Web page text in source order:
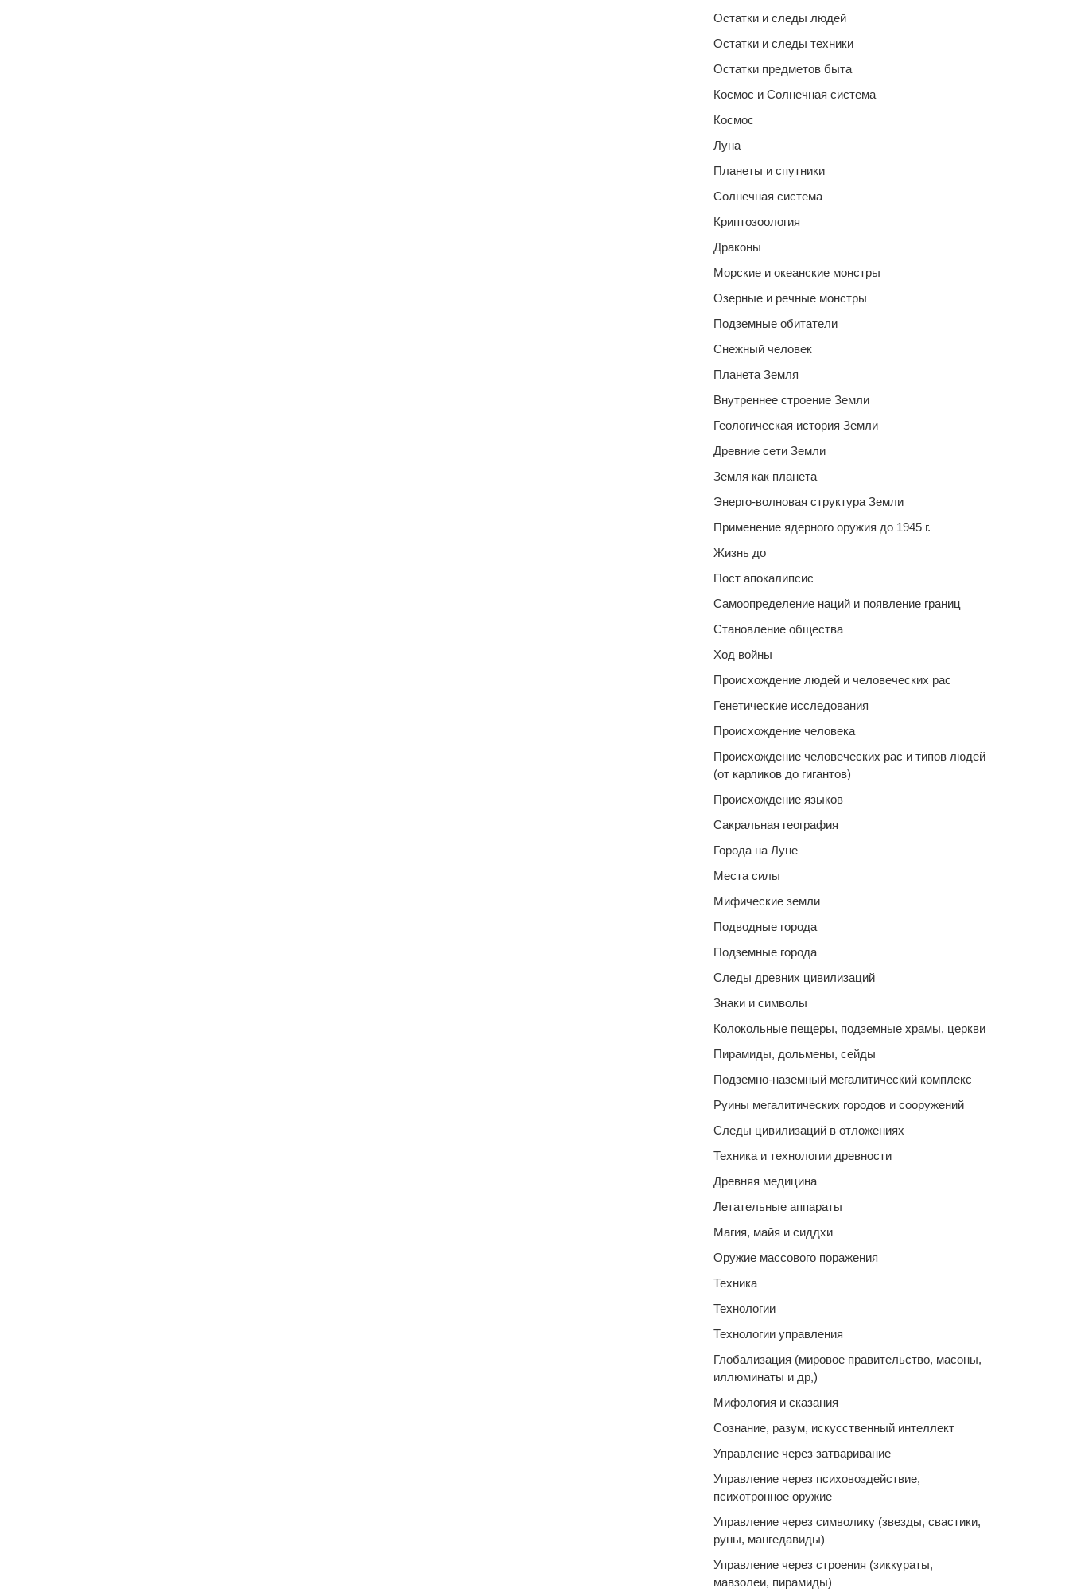
Остатки и следы людей
Остатки и следы техники
Остатки предметов быта
Космос и Солнечная система
Космос
Луна
Планеты и спутники
Солнечная система
Криптозоология
Драконы
Морские и океанские монстры
Озерные и речные монстры
Подземные обитатели
Снежный человек
Планета Земля
Внутреннее строение Земли
Геологическая история Земли
Древние сети Земли
Земля как планета
Энерго-волновая структура Земли
Применение ядерного оружия до 1945 г.
Жизнь до
Пост апокалипсис
Самоопределение наций и появление границ
Становление общества
Ход войны
Происхождение людей и человеческих рас
Генетические исследования
Происхождение человека
Происхождение человеческих рас и типов людей
(от карликов до гигантов)
Происхождение языков
Сакральная география
Города на Луне
Места силы
Мифические земли
Подводные города
Подземные города
Следы древних цивилизаций
Знаки и символы
Колокольные пещеры, подземные храмы, церкви
Пирамиды, дольмены, сейды
Подземно-наземный мегалитический комплекс
Руины мегалитических городов и сооружений
Следы цивилизаций в отложениях
Техника и технологии древности
Древняя медицина
Летательные аппараты
Магия, майя и сиддхи
Оружие массового поражения
Техника
Технологии
Технологии управления
Глобализация (мировое правительство, масоны,
иллюминаты и др,)
Мифология и сказания
Сознание, разум, искусственный интеллект
Управление через затваривание
Управление через психовоздействие,
психотронное оружие
Управление через символику (звезды, свастики,
руны, мангедавиды)
Управление через строения (зиккураты,
мавзолеи, пирамиды)